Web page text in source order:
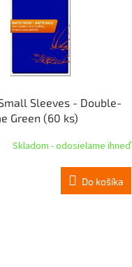
Sleeves - Double-
Green (60 ks)
Skladom - odosielame ihneď
Do košíka